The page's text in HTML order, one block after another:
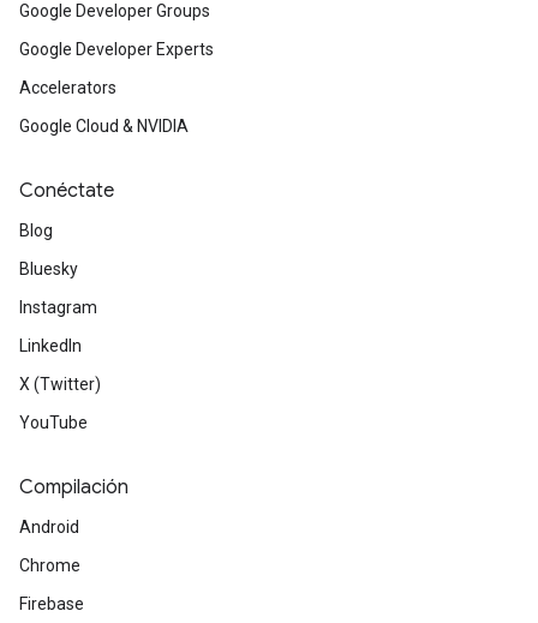
Google Developer Groups
Google Developer Experts
Accelerators
Google Cloud & NVIDIA
Conéctate
Blog
Bluesky
Instagram
LinkedIn
X (Twitter)
YouTube
Compilación
Android
Chrome
Firebase